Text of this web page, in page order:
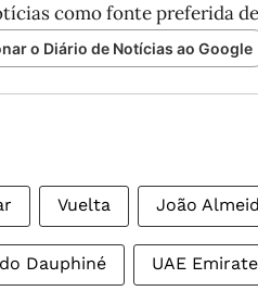
como fonte preferida
o Diário de Notícias ao Google
Vuelta João
Dauphiné UAE